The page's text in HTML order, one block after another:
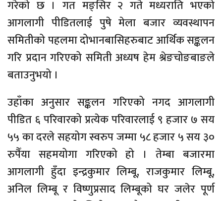
गरेको छ । गत मङ्सिर २ गते मध्यराति भएको
आगलागी पीडितलाई पुषे मेला बजार व्यवस्थापन
समितीको पहलमा दोभानबासिहरुबाट आर्थिक सङ्कलन
गरि प्रदान गरिएको समिती अध्यष हेम श्रेङचोङबाङले
बताउनुभयो ।
उहाँका अनुसार सङ्कलन गरिएको नगद आगलागी
पीडित ६ परिवारको प्रत्येक परिवारलाई ९ हजार ७ सय
५५ का दरले सहयोग स्वरुप जम्मा ५८ हजार ५ सय ३०
रुपैँया सहमयोगा गरिएको हो । तेम्बा बजारमा
आगलागी हुँदा इन्द्रकुमार लिम्बू, राजकुमार लिम्बू,
अनिल लिम्बू र विष्णुप्रसाद लिम्बूको घर जलेर पूर्ण